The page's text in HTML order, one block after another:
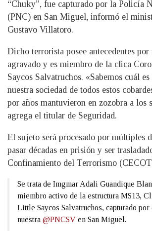
“Chuky”, fue capturado por la Policía
(PNC) en San Miguel, informó el
Gustavo Villatoro.
Dicho terrorista posee antecedentes
agravado y es miembro de la clica
Saycos Salvatruchos. «Sabemos cuál
nuestra sociedad de todos estos
por años mantuvieron en zozobra a los
agrega el titular de Seguridad.
El sujeto será procesado por múltiples
pasar décadas en prisión y ser
Confinamiento del Terrorismo
Se trata de Imgmar Adali Guandique
miembro activo de la estructura MS13,
Little Saycos Salvatruchos, capturado por
nuestra @PNCSV en San Miguel.